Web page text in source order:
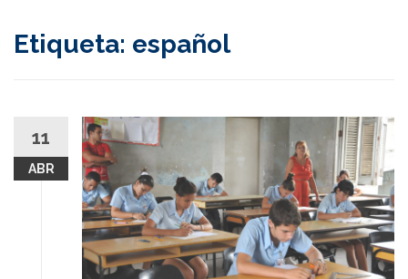
Etiqueta: español
11
ABR